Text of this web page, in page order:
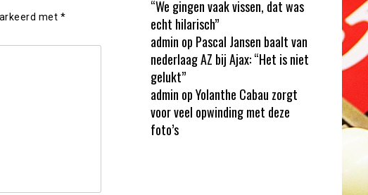
met *
“We gingen vaak vissen, dat was
echt hilarisch”
admin op Pascal Jansen baalt van
nederlaag AZ bij Ajax: “Het is niet
gelukt”
admin opYolanthe Cabau zorgt
voor veel opwinding met deze
foto’s